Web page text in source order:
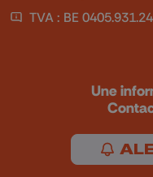
TVA : BE
Une